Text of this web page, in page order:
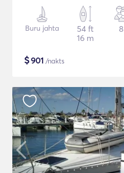
Buru jahta
54 ft
16 m
8
$901 /nakts